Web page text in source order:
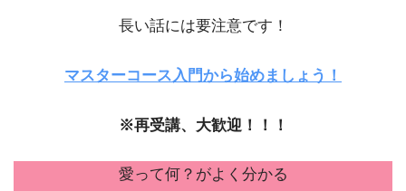
長い話には要注意です！
マスターコース入門から始めましょう！
※再受講、大歓迎！！！
愛って何？がよく分かる